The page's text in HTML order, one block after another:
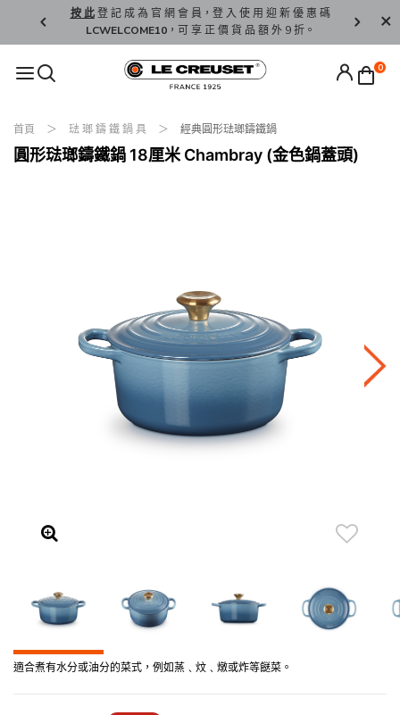
按 此登 記 成 為 官 網 會 員，登 入 使 用 迎 新 優 惠 碼
LCWELCOME10，可 享 正 價 貨 品 額 外 9 折。
香 港 / 澳
0
首頁 琺 瑯 鑄 鐵 鍋 具 經典圓形琺瑯鑄鐵鍋
圓形琺瑯鑄鐵鍋 18厘米 Chambray (金色鍋蓋頭)
適合煮有水分或油分的菜式，例如蒸﹑炆﹑燉或炸等餸菜。